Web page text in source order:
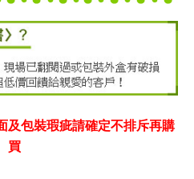
包裝瑕疵請確定不排斥再購
買